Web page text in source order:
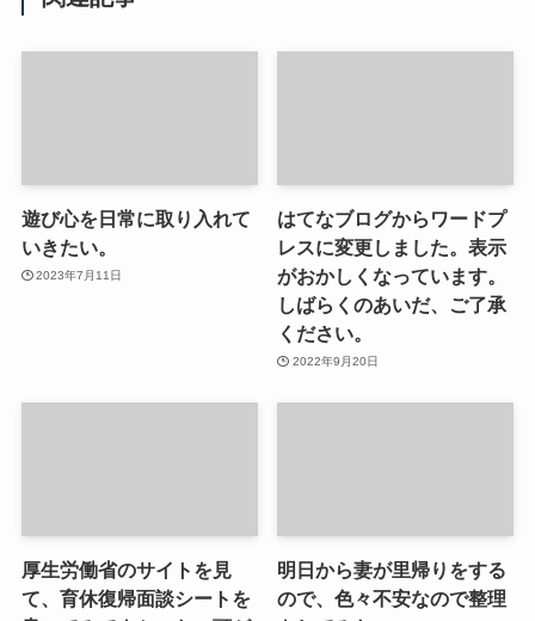
遊び心を日常に取り入れて
いきたい。
2023年7月11日
はてなブログからワードプ
レスに変更しました。表示
がおかしくなっています。
しばらくのあいだ、ご了承
ください。
2022年9月20日
厚生労働省のサイトを見
て、育休復帰面談シートを
明日から妻が里帰りをする
ので、色々不安なので整理